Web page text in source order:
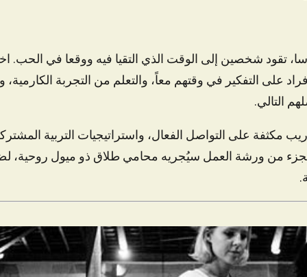
تقود شخصين إلى الوقت الذي التقيا فيه ووقعا في الحب.
على التفكير في وقتهم معاً، والتعلم من التجربة
التالي.
مكثفة على التواصل الفعال، واستراتيجيات التربية
الجزء من ورشة العمل سيُجريه محامي طلاق ذو ميول روحية،